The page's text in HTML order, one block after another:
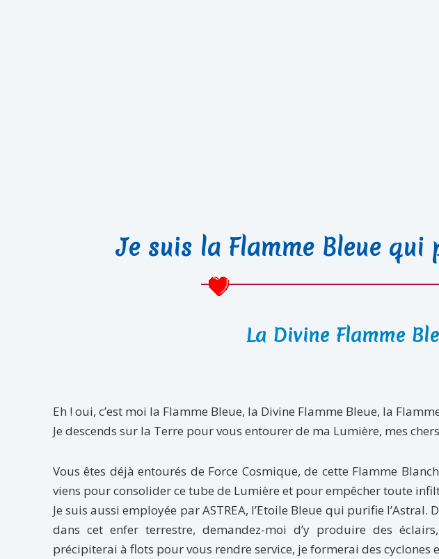
Je suis la Flamme Bleue qui
La Divine Flamme
Eh ! oui, c’est moi la Flamme Bleue, la Divine Flamme Bleue, la
Je descends sur la Terre pour vous entourer de ma Lumière, mes
Vous êtes déjà entourés de Force Cosmique, de cette Flamme
viens pour con­solider ce tube de Lumière et pour empêcher toute
Je suis aussi employée par ASTREA, l’Etoile Bleue qui puri­fie
dans cet enfer terrestre, demandez-moi d’y produire des
précipiterai à flots pour vous rendre service, je formerai des cyclones